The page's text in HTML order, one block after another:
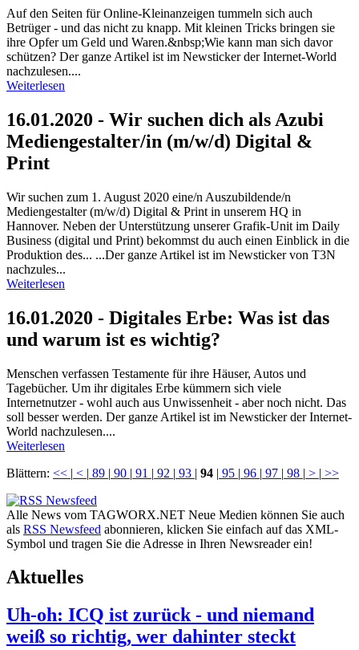
Auf den Seiten für Online-Kleinanzeigen tummeln sich auch
Betrüger - und das nicht zu knapp. Mit kleinen Tricks bringen sie
ihre Opfer um Geld und Waren.&nbsp;Wie kann man sich davor
schützen? Der ganze Artikel ist im Newsticker der Internet-World
nachzulesen....
Weiterlesen
16.01.2020 - Wir suchen dich als Azubi
Mediengestalter/in (m/w/d) Digital &
Print
Wir suchen zum 1. August 2020 eine/n Auszubildende/n
Mediengestalter (m/w/d) Digital & Print in unserem HQ in
Hannover. Neben der Unterstützung unserer Grafik-Unit im Daily
Business (digital und Print) bekommst du auch einen Einblick in die
Produktion des... ...Der ganze Artikel ist im Newsticker von T3N
nachzules...
Weiterlesen
16.01.2020 - Digitales Erbe: Was ist das
und warum ist es wichtig?
Menschen verfassen Testamente für ihre Häuser, Autos und
Tagebücher. Um ihr digitales Erbe kümmern sich viele
Internetnutzer - wohl auch aus Unwissenheit - aber noch nicht. Das
soll besser werden. Der ganze Artikel ist im Newsticker der Internet-
World nachzulesen....
Weiterlesen
Blättern: << | < | 89 | 90 | 91 | 92 | 93 | 94 | 95 | 96 | 97 | 98 | > | >>
Alle News vom TAGWORX.NET Neue Medien können Sie auch
als RSS Newsfeed abonnieren, klicken Sie einfach auf das XML-
Symbol und tragen Sie die Adresse in Ihren Newsreader ein!
Aktuelles
Uh-oh: ICQ ist zurück - und niemand
weiß so richtig, wer dahinter steckt